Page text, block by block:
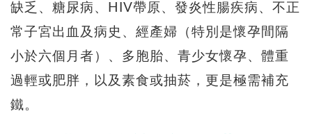
缺乏、糖尿病、HIV帶原、發炎性腸疾病、不正
常子宮出血及病史、經產婦（特別是懷孕間隔
小於六個月者）、多胞胎、青少女懷孕、體重
過輕或肥胖，以及素食或抽菸，更是極需補充
鐵。